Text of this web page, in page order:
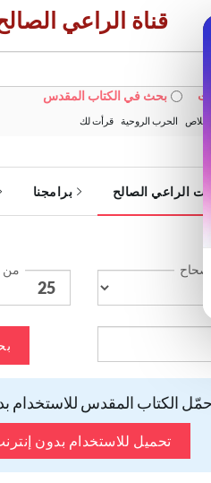
قناة الراعي
بحث في الكتاب المقدس
الخلاص الحرب الروحية قرأت لك
الراعي الصالح برامجنا
من
الكتاب المقدس للاستخدام
تحميل للاستخدام بدون